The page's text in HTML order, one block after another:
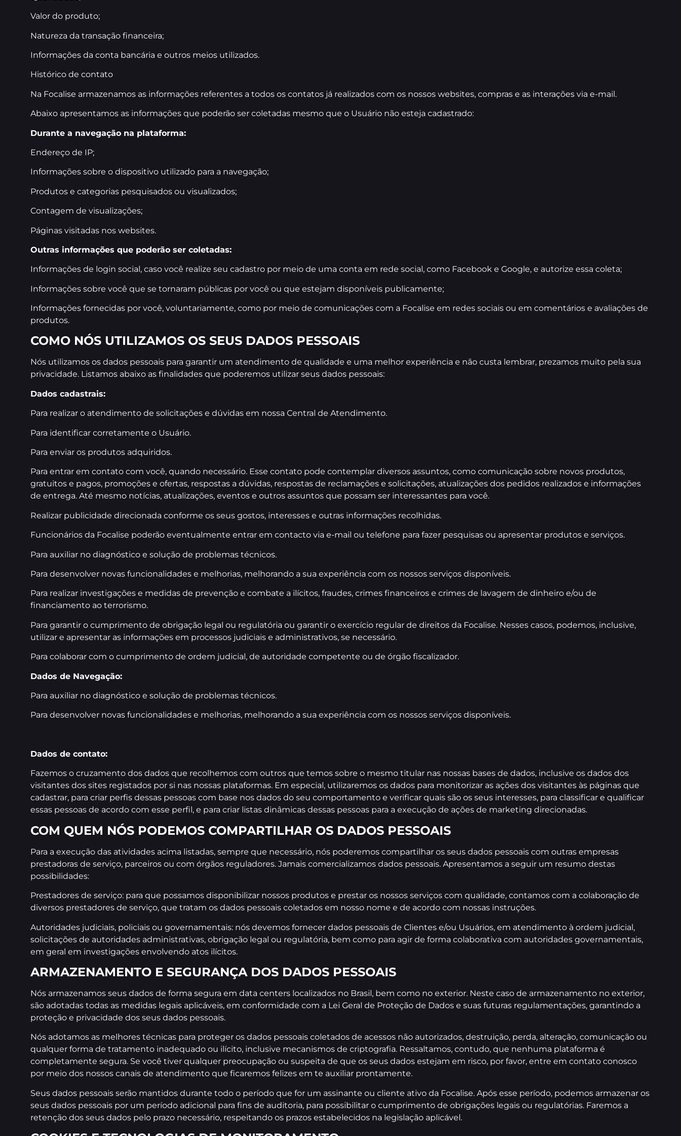
Valor do produto;
Natureza da transação financeira;
Informações da conta bancária e outros meios utilizados.
Histórico de contato
Na Focalise armazenamos as informações referentes a todos os contatos já realizados com os nossos websites, compras e as interações via e-mail.
Abaixo apresentamos as informações que poderão ser coletadas mesmo que o Usuário não esteja cadastrado:
Durante a navegação na plataforma:
Endereço de IP;
Informações sobre o dispositivo utilizado para a navegação;
Produtos e categorias pesquisados ou visualizados;
Contagem de visualizações;
Páginas visitadas nos websites.
Outras informações que poderão ser coletadas:
Informações de login social, caso você realize seu cadastro por meio de uma conta em rede social, como Facebook e Google, e autorize essa coleta;
Informações sobre você que se tornaram públicas por você ou que estejam disponíveis publicamente;
Informações fornecidas por você, voluntariamente, como por meio de comunicações com a Focalise em redes sociais ou em comentários e avaliações de
produtos.
COMO NÓS UTILIZAMOS OS SEUS DADOS PESSOAIS
Nós utilizamos os dados pessoais para garantir um atendimento de qualidade e uma melhor experiência e não custa lembrar, prezamos muito pela sua
privacidade. Listamos abaixo as finalidades que poderemos utilizar seus dados pessoais:
Dados cadastrais:
Para realizar o atendimento de solicitações e dúvidas em nossa Central de Atendimento.
Para identificar corretamente o Usuário.
Para enviar os produtos adquiridos.
Para entrar em contato com você, quando necessário. Esse contato pode contemplar diversos assuntos, como comunicação sobre novos produtos,
gratuitos e pagos, promoções e ofertas, respostas a dúvidas, respostas de reclamações e solicitações, atualizações dos pedidos realizados e informações
de entrega. Até mesmo notícias, atualizações, eventos e outros assuntos que possam ser interessantes para você.
Realizar publicidade direcionada conforme os seus gostos, interesses e outras informações recolhidas.
Funcionários da Focalise poderão eventualmente entrar em contacto via e-mail ou telefone para fazer pesquisas ou apresentar produtos e serviços.
Para auxiliar no diagnóstico e solução de problemas técnicos.
Para desenvolver novas funcionalidades e melhorias, melhorando a sua experiência com os nossos serviços disponíveis.
Para realizar investigações e medidas de prevenção e combate a ilícitos, fraudes, crimes financeiros e crimes de lavagem de dinheiro e/ou de
financiamento ao terrorismo.
Para garantir o cumprimento de obrigação legal ou regulatória ou garantir o exercício regular de direitos da Focalise. Nesses casos, podemos, inclusive,
utilizar e apresentar as informações em processos judiciais e administrativos, se necessário.
Para colaborar com o cumprimento de ordem judicial, de autoridade competente ou de órgão fiscalizador.
Dados de Navegação:
Para auxiliar no diagnóstico e solução de problemas técnicos.
Para desenvolver novas funcionalidades e melhorias, melhorando a sua experiência com os nossos serviços disponíveis.
Dados de contato:
Fazemos o cruzamento dos dados que recolhemos com outros que temos sobre o mesmo titular nas nossas bases de dados, inclusive os dados dos
visitantes dos sites registados por si nas nossas plataformas. Em especial, utilizaremos os dados para monitorizar as ações dos visitantes às páginas que
cadastrar, para criar perfis dessas pessoas com base nos dados do seu comportamento e verificar quais são os seus interesses, para classificar e qualificar
essas pessoas de acordo com esse perfil, e para criar listas dinâmicas dessas pessoas para a execução de ações de marketing direcionadas.
COM QUEM NÓS PODEMOS COMPARTILHAR OS DADOS PESSOAIS
Para a execução das atividades acima listadas, sempre que necessário, nós poderemos compartilhar os seus dados pessoais com outras empresas
prestadoras de serviço, parceiros ou com órgãos reguladores. Jamais comercializamos dados pessoais. Apresentamos a seguir um resumo destas
possibilidades:
Prestadores de serviço: para que possamos disponibilizar nossos produtos e prestar os nossos serviços com qualidade, contamos com a colaboração de
diversos prestadores de serviço, que tratam os dados pessoais coletados em nosso nome e de acordo com nossas instruções.
Autoridades judiciais, policiais ou governamentais: nós devemos fornecer dados pessoais de Clientes e/ou Usuários, em atendimento à ordem judicial,
solicitações de autoridades administrativas, obrigação legal ou regulatória, bem como para agir de forma colaborativa com autoridades governamentais,
em geral em investigações envolvendo atos ilícitos.
ARMAZENAMENTO E SEGURANÇA DOS DADOS PESSOAIS
Nós armazenamos seus dados de forma segura em data centers localizados no Brasil, bem como no exterior. Neste caso de armazenamento no exterior,
são adotadas todas as medidas legais aplicáveis, em conformidade com a Lei Geral de Proteção de Dados e suas futuras regulamentações, garantindo a
proteção e privacidade dos seus dados pessoais.
Nós adotamos as melhores técnicas para proteger os dados pessoais coletados de acessos não autorizados, destruição, perda, alteração, comunicação ou
qualquer forma de tratamento inadequado ou ilícito, inclusive mecanismos de criptografia. Ressaltamos, contudo, que nenhuma plataforma é
completamente segura. Se você tiver qualquer preocupação ou suspeita de que os seus dados estejam em risco, por favor, entre em contato conosco
por meio dos nossos canais de atendimento que ficaremos felizes em te auxiliar prontamente.
Seus dados pessoais serão mantidos durante todo o período que for um assinante ou cliente ativo da Focalise. Após esse período, podemos armazenar os
seus dados pessoais por um período adicional para fins de auditoria, para possibilitar o cumprimento de obrigações legais ou regulatórias. Faremos a
retenção dos seus dados pelo prazo necessário, respeitando os prazos estabelecidos na legislação aplicável.